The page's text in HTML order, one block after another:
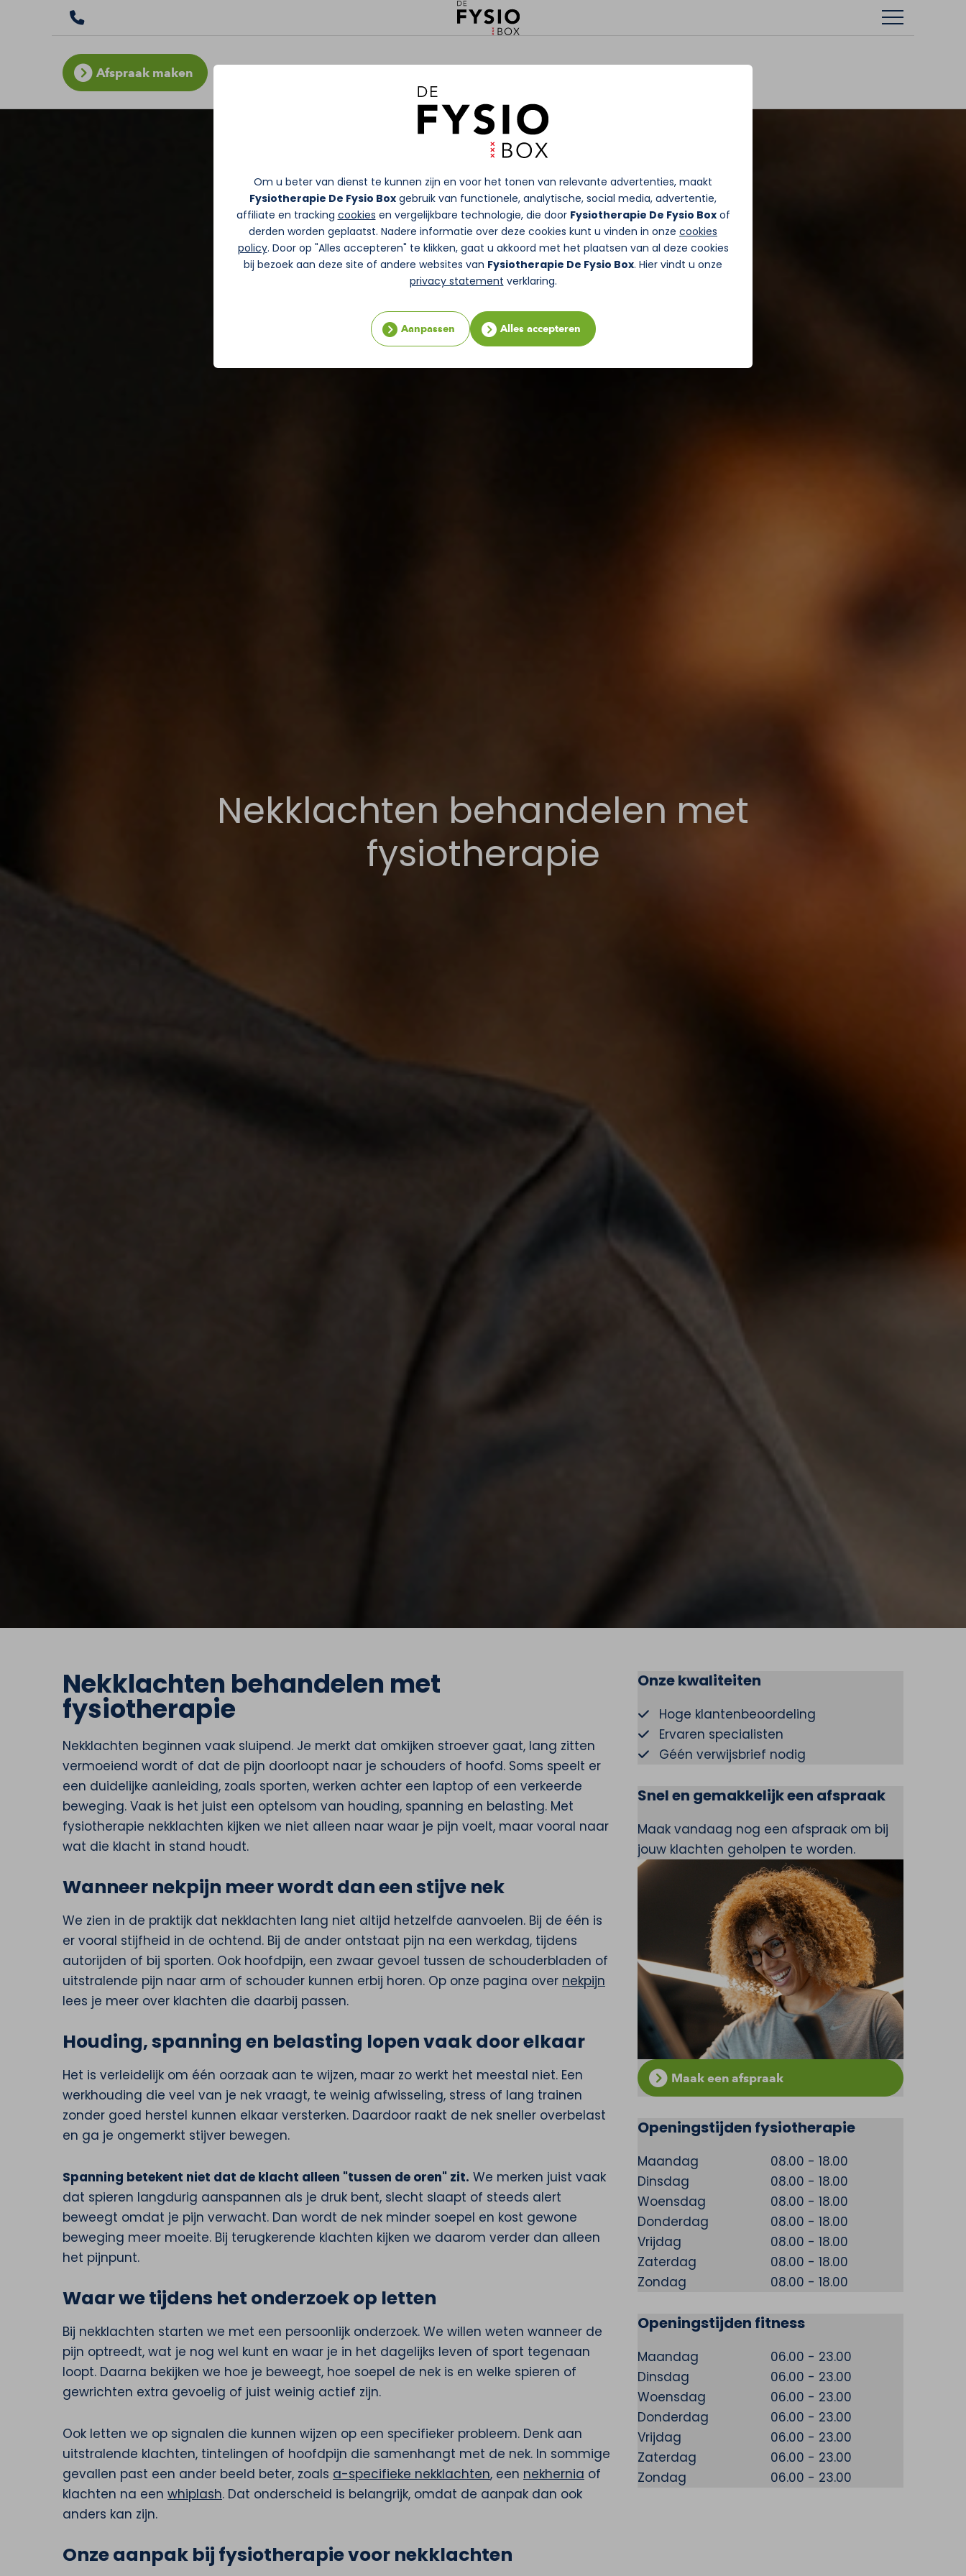
Om u beter van dienst te kunnen zijn en voor het tonen van relevante advertenties, maakt
Fysiotherapie De Fysio Box gebruik van functionele, analytische, social media, advertentie,
affiliate en tracking cookies en vergelijkbare technologie, die door Fysiotherapie De Fysio Boxof
derden worden geplaatst. Nadere informatie over deze cookies kunt u vinden in onze cookies
policy. Door op "Alles accepteren" te klikken, gaat u akkoord met het plaatsen van al deze cookies
bij bezoek aan deze site of andere websites van Fysiotherapie De Fysio Box. Hier vindt u onze
privacy statement verklaring.
Aanpassen Alles accepteren
Afspraak maken
Nekklachten behandelen met
fysiotherapie
Nekklachten behandelen met
fysiotherapie
Nekklachten beginnen vaak sluipend. Je merkt dat omkijken stroever gaat, lang zitten
vermoeiend wordt of dat de pijn doorloopt naar je schouders of hoofd. Soms speelt er
een duidelijke aanleiding, zoals sporten, werken achter een laptop of een verkeerde
beweging. Vaak is het juist een optelsom van houding, spanning en belasting. Met
fysiotherapie nekklachten kijken we niet alleen naar waar je pijn voelt, maar vooral naar
wat die klacht in stand houdt.
Wanneer nekpijn meer wordt dan een stijve nek
We zien in de praktijk dat nekklachten lang niet altijd hetzelfde aanvoelen. Bij de één is
er vooral stijfheid in de ochtend. Bij de ander ontstaat pijn na een werkdag, tijdens
autorijden of bij sporten. Ook hoofdpijn, een zwaar gevoel tussen de schouderbladen of
uitstralende pijn naar arm of schouder kunnen erbij horen. Op onze pagina over nekpijn
lees je meer over klachten die daarbij passen.
Houding, spanning en belasting lopen vaak door elkaar
Het is verleidelijk om één oorzaak aan te wijzen, maar zo werkt het meestal niet. Een
werkhouding die veel van je nek vraagt, te weinig afwisseling, stress of lang trainen
zonder goed herstel kunnen elkaar versterken. Daardoor raakt de nek sneller overbelast
en ga je ongemerkt stijver bewegen.
Spanning betekent niet dat de klacht alleen "tussen de oren" zit. We merken juist vaak
dat spieren langdurig aanspannen als je druk bent, slecht slaapt of steeds alert
beweegt omdat je pijn verwacht. Dan wordt de nek minder soepel en kost gewone
beweging meer moeite. Bij terugkerende klachten kijken we daarom verder dan alleen
het pijnpunt.
Waar we tijdens het onderzoek op letten
Bij nekklachten starten we met een persoonlijk onderzoek. We willen weten wanneer de
pijn optreedt, wat je nog wel kunt en waar je in het dagelijks leven of sport tegenaan
loopt. Daarna bekijken we hoe je beweegt, hoe soepel de nek is en welke spieren of
gewrichten extra gevoelig of juist weinig actief zijn.
Ook letten we op signalen die kunnen wijzen op een specifieker probleem. Denk aan
uitstralende klachten, tintelingen of hoofdpijn die samenhangt met de nek. In sommige
gevallen past een ander beeld beter, zoals a-specifieke nekklachten, een nekhernia of
klachten na een whiplash. Dat onderscheid is belangrijk, omdat de aanpak dan ook
anders kan zijn.
Onze aanpak bij fysiotherapie voor nekklachten
Onze kwaliteiten
Hoge klantenbeoordeling
Ervaren specialisten
Géén verwijsbrief nodig
Snel en gemakkelijk een afspraak
Maak vandaag nog een afspraak om bij
jouw klachten geholpen te worden.
Maak een afspraak
Openingstijden fysiotherapie
Maandag
08.00 - 18.00
Dinsdag
08.00 - 18.00
Woensdag
08.00 - 18.00
Donderdag
08.00 - 18.00
Vrijdag
08.00 - 18.00
Zaterdag
08.00 - 18.00
Zondag
08.00 - 18.00
Openingstijden fitness
Maandag
06.00 - 23.00
Dinsdag
06.00 - 23.00
Woensdag
06.00 - 23.00
Donderdag
06.00 - 23.00
Vrijdag
06.00 - 23.00
Zaterdag
06.00 - 23.00
Zondag
06.00 - 23.00